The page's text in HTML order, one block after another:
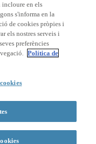
|Avís legal
incloure en els
s'informa en la
de cookies pròpies i
els nostres serveis i
preferències
Política de